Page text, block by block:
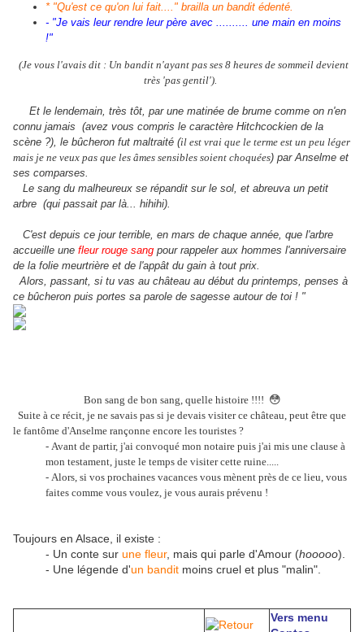
* "Qu'est ce qu'on lui fait...." brailla un bandit édenté.
- "Je vais leur rendre leur père avec .......... une main en moins
!"
(Je vous l'avais dit : Un bandit n'ayant pas ses 8 heures de sommeil devient
très 'pas gentil').
Et le lendemain, très tôt, par une matinée de brume comme on n'en
connu jamais (avez vous compris le caractère Hitchcockien de la
scène ?), le bûcheron fut maltraité (il est vrai que le terme est un peu léger
mais je ne veux pas que les âmes sensibles soient choquées) par Anselme et
ses comparses.
Le sang du malheureux se répandit sur le sol, et abreuva un petit
arbre (qui passait par là... hihihi).
C'est depuis ce jour terrible, en mars de chaque année, que l'arbre
accueille une fleur rouge sang pour rappeler aux hommes l'anniversaire
de la folie meurtrière et de l'appât du gain à tout prix.
Alors, passant, si tu vas au château au début du printemps, penses à
ce bûcheron puis portes sa parole de sagesse autour de toi ! "
Bon sang de bon sang, quelle histoire !!!! 😳
Suite à ce récit, je ne savais pas si je devais visiter ce château, peut être que
le fantôme d'Anselme rançonne encore les touristes ?
- Avant de partir, j'ai convoqué mon notaire puis j'ai mis une clause à
mon testament, juste le temps de visiter cette ruine.....
- Alors, si vos prochaines vacances vous mènent près de ce lieu, vous
faites comme vous voulez, je vous aurais prévenu !
Toujours en Alsace, il existe :
- Un conte sur une fleur, mais qui parle d'Amour (hooooo).
- Une légende d'un bandit moins cruel et plus "malin".
Vers menu